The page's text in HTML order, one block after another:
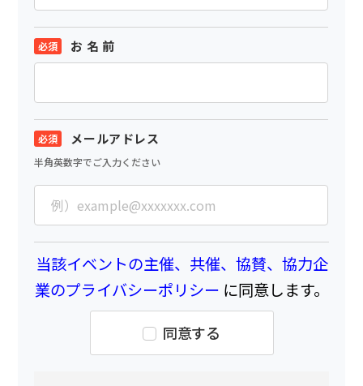
お 名 前
メールアドレス
半角英数字でご入力ください
当該イベントの主催、共催、協賛、協力企
業のプライバシーポリシー に同意します。
同意する